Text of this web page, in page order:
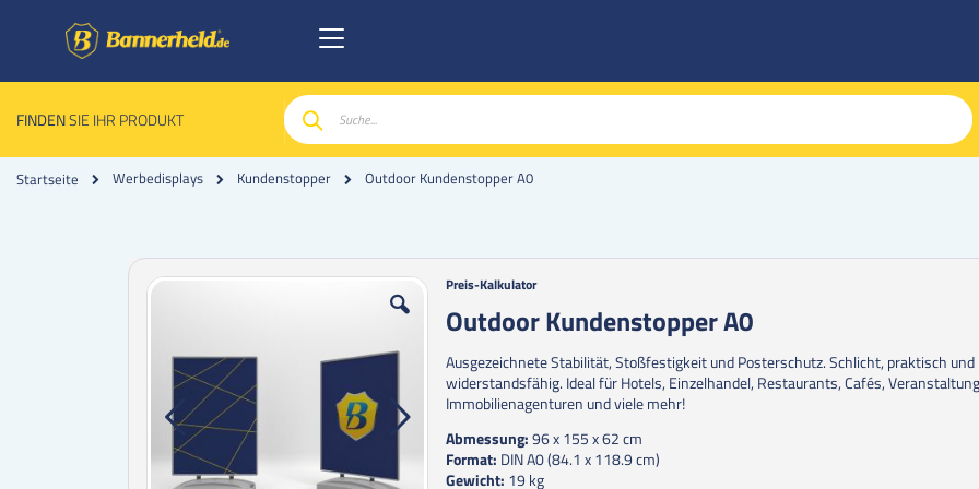
FINDENSIE IHR PRODUKT
Suche
Startseite Werbedisplays Kundenstopper Outdoor Kundenstopper A0
Zum
springen
Zum
der
springen
Preis-Kalkulator
Outdoor Kundenstopper A0
Ausgezeichnete Stabilität, Stoßfestigkeit und Posterschutz. Schlicht, praktisch und
widerstandsfähig. Ideal für Hotels, Einzelhandel, Restaurants, Cafés,
Immobilienagenturen und viele mehr!
Abmessung:96 x 155 x 62 cm
Format: DIN A0 (84.1 x 118.9 cm)
Gewicht: 19 kg